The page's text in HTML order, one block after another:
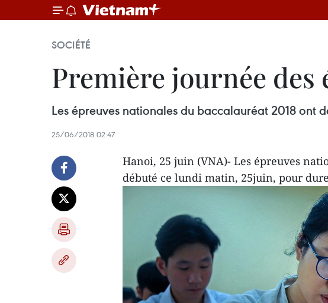
SOCIÉTÉ
Première journée des
Les épreuves nationales du baccalauréat 2018 ont
25/06/2018 02:47
Hanoi, 25 juin (VNA)- Les épreuves
débuté ce lundi matin, 25juin, pour